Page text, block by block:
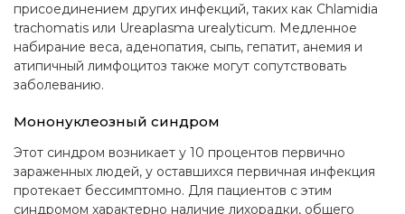
присоединением других инфекций, таких как Chlamidia
trachomatis или Ureaplasma urealyticum. Медленное
набирание веса, аденопатия, сыпь, гепатит, анемия и
атипичный лимфоцитоз также могут сопутствовать
заболеванию.
Мононуклеозный синдром
Этот синдром возникает у 10 процентов первично
зараженных людей, у оставшихся первичная инфекция
протекает бессимптомно. Для пациентов с этим
синдромом характерно наличие лихорадки, общего